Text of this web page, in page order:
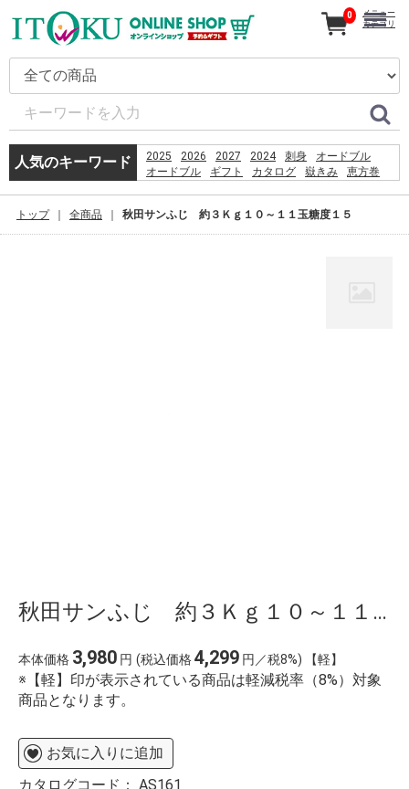
人気のキーワード 2025 2026 2027 2024 刺身
オードブル
オードブル
ギフト カタログ 嶽きみ
恵方巻
%E3%83%8E%E3%83%BC%E3%83%88pc
0
メニュー
カテゴリ
トップ 全商品 秋田サンふじ 約３Ｋｇ１０～１１玉糖度１５
秋田サンふじ 約３Ｋｇ１０～１１玉糖度１５
本体価格 3,980 円 (税込価格4,299 円／税8%) 【軽】
※【軽】印が表示されている商品は軽減税率（8%）対象
商品となります。
お気に入りに追加
カタログコード： AS161